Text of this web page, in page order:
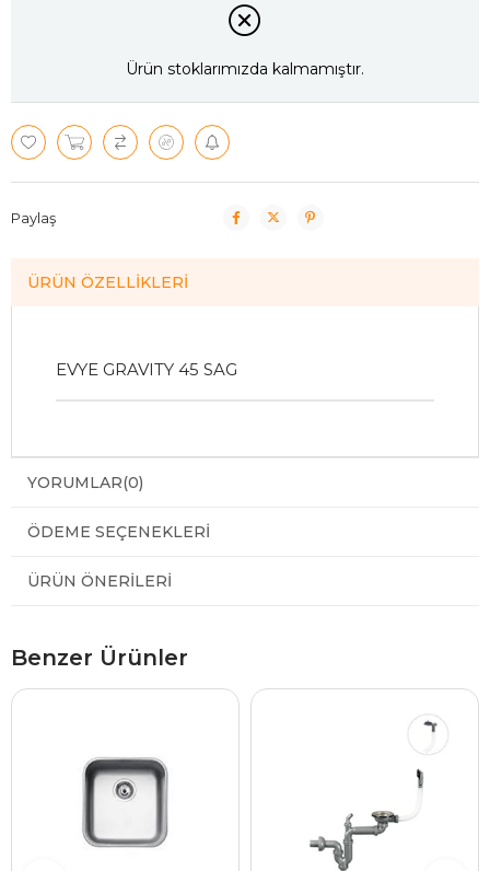
Ürün stoklarımızda kalmamıştır.
Paylaş
ÜRÜN ÖZELLIKLERI
EVYE GRAVITY 45 SAG
YORUMLAR(0)
ÖDEME SEÇENEKLERI
ÜRÜN ÖNERILERI
Benzer Ürünler